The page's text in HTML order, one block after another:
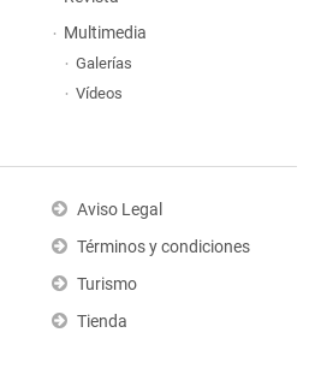
Multimedia
Galerías
Vídeos
Aviso Legal
Términos y condiciones
Turismo
Tienda